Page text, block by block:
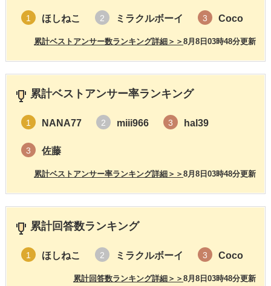
1 ほしねこ 2 ミラクルボーイ 3 Coco
8月8日03時48分更新
累計ベストアンサー数ランキング詳細＞＞
累計ベストアンサー率ランキング
1 NANA77 2 miii966 3 hal39
3 佐藤
8月8日03時48分更新
累計ベストアンサー率ランキング詳細＞＞
累計回答数ランキング
1 ほしねこ 2 ミラクルボーイ 3 Coco
8月8日03時48分更新
累計回答数ランキング詳細＞＞